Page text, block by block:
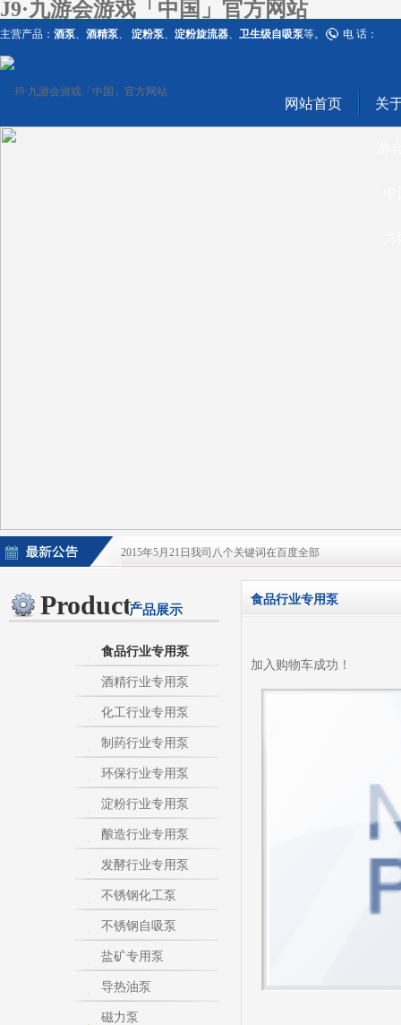
J9·九游会游戏「中国」官方网站
主营产品： 酒泵、 酒精泵、 淀粉泵、 淀粉旋流器、 卫生级自吸泵等。 电 话：
网站首页 关
2015年5月21日我司八个关键词在百度全部
2015年5月21日酒泵百度排名上升
淀粉泵|卫生泵|卫生级自吸泵|淀粉旋流器|不
不锈钢自吸泵|不锈钢化工泵|酒泵|酒精泵|淀
热烈庆祝：我司与天长市千秋在线网络服务有限公
Products产品展示
食品行业专用泵
酒精行业专用泵
化工行业专用泵
制药行业专用泵
环保行业专用泵
淀粉行业专用泵
酿造行业专用泵
发酵行业专用泵
不锈钢化工泵
不锈钢自吸泵
盐矿专用泵
导热油泵
磁力泵
食品行业专用泵
加入购物车成功！